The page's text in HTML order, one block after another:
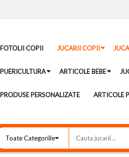
FOTOLII COPII JUCARII COPII
PUERICULTURA ARTICOLE BEBE
PRODUSE PERSONALIZATE ARTICOLE